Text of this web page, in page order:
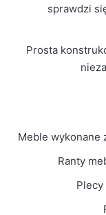
sprawdzi
Prosta
Meble wykonane
Ranty
Plecy